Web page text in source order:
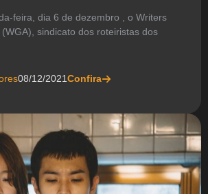
feira, dia 6 de dezembro , o Writers
sindicato dos roteiristas dos
08/12/2021Confira